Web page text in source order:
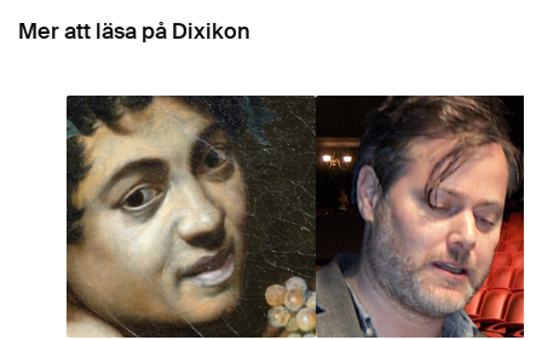
Mer att läsa på Dixikon